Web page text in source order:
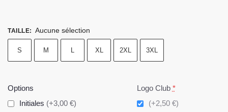
TAILLE: Aucune sélection
S M L XL 2XL 3XL
Options
Initiales (+3,00 €)
Logo Club *
(+2,50 €)